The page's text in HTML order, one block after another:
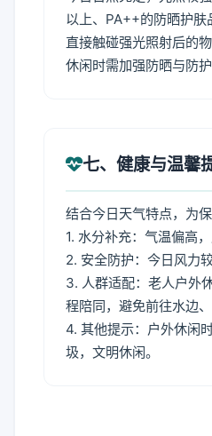
以上、PA++的防晒护
直接触碰强光照射后的
休闲时需加强防晒与防
七、健康与温馨
结合今日天气特点，为
1. 水分补充：气温偏高
2. 安全防护：今日风力
3. 人群适配：老人户外
程陪同，避免前往水边
4. 其他提示：户外休闲
圾，文明休闲。